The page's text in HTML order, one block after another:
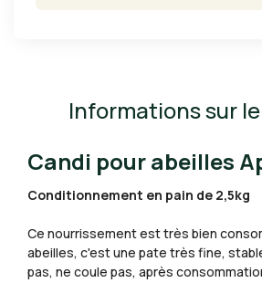
Informations sur
Candi pour abeilles
Conditionnement en pain de 2,5kg
Ce nourrissement est très bien
abeilles, c'est une pate très fine,
pas, ne coule pas, après